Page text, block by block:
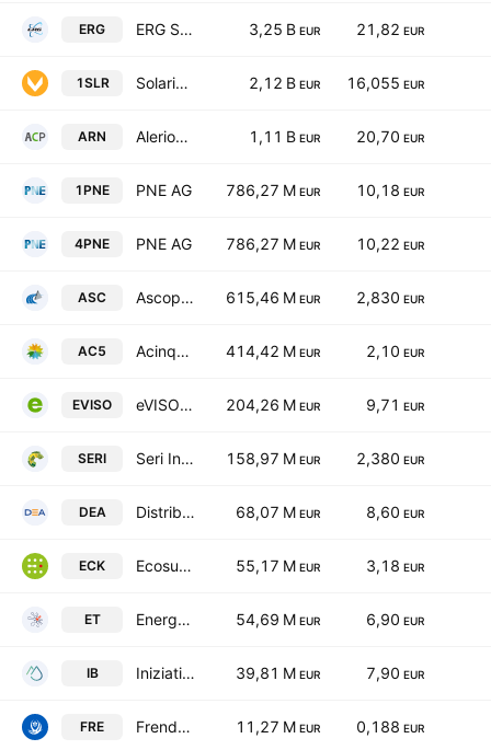
ERG ERG S.p.A. 3,25 B EUR 21,82 EUR
1SLR Solaria Energia y Medio Ambiente, S.A. 2,12 B EUR 16,055 EUR
ARN Alerion Clean Power S.p.A. 1,11 B EUR 20,70 EUR
1PNE PNE AG 786,27 M EUR 10,18 EUR
4PNE PNE AG 786,27 M EUR 10,22 EUR
ASC Ascopiave S.p.A. 615,46 M EUR 2,830 EUR
AC5 Acinque S.p.A. 414,42 M EUR 2,10 EUR
EVISO eVISO SpA 204,26 M EUR 9,71 EUR
SERI Seri Industrial S.p.A. 158,97 M EUR 2,380 EUR
DEA Distribuzione Elettrica Adriatica S.p.A. 68,07 M EUR 8,60 EUR
ECK Ecosuntek S.p.A. 55,17 M EUR 3,18 EUR
ET Energy Time S.P.A. 54,69 M EUR 6,90 EUR
IB Iniziative Bresciane S.p.A. 39,81 M EUR 7,90 EUR
FRE Frendy Energy SpA 11,27 M EUR 0,188 EUR